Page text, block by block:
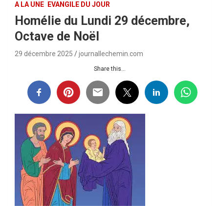
A LA UNE EVANGILE DU JOUR
Homélie du Lundi 29 décembre,
Octave de Noël
29 décembre 2025 journallechemin.com
Share this...